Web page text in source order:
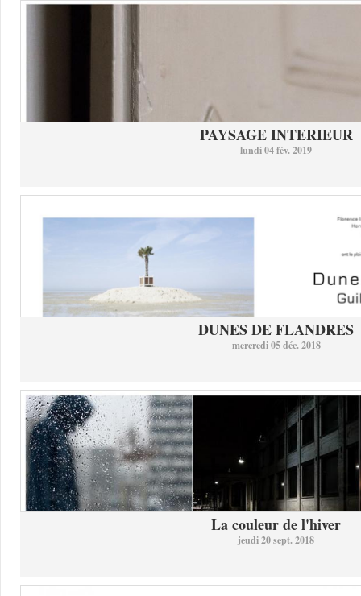
PAYSAGE INTERIEUR
lundi 04 fév. 2019
DUNES DE FLANDRES
mercredi 05 déc. 2018
La couleur de l'hiver
jeudi 20 sept. 2018